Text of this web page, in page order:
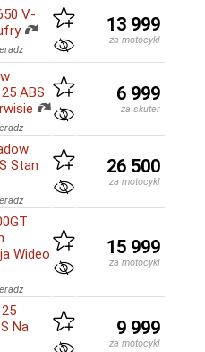
V-
13 999
za motocykl
ABS
6 999
za skuter
Stan
26 500
za motocykl
Wideo
15 999
za motocykl
Na
9 999
za motocykl